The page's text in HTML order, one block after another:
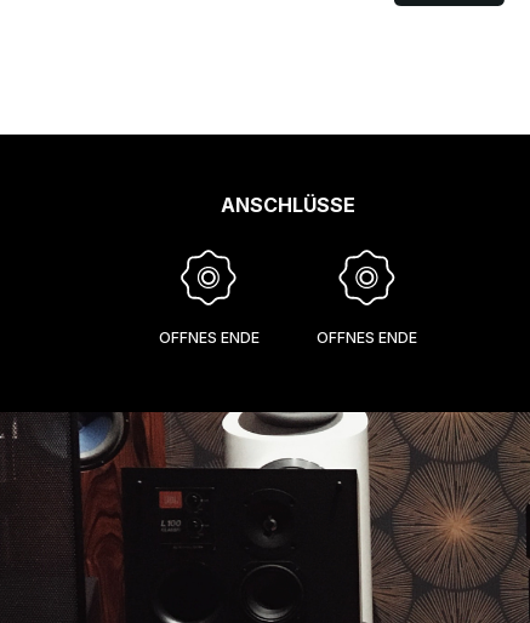
ANSCHLÜSSE
OFFNES ENDE OFFNES ENDE